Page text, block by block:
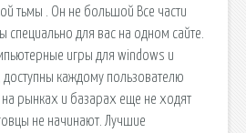
тьмы . Он не большой Все части
для вас на одном сайте.
игры для windows и
доступны каждому пользователю
на рынках и базарах еще не ходят
не начинают. Лучшие